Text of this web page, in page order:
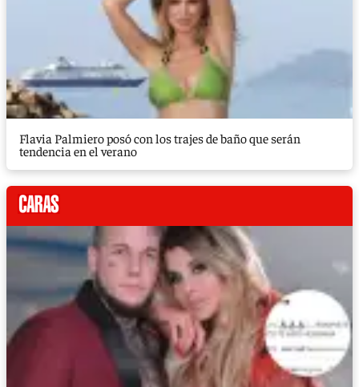
Flavia Palmiero posó con los trajes de baño que serán
tendencia en el verano